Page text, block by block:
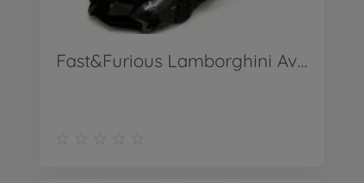
Fast&Furious Lamborghini Aventador 1:24